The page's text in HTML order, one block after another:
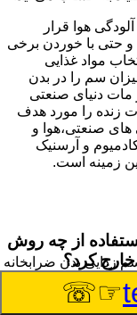
هوا قرار
و حتی با خوردن برخی
مواد غذایی
سم را در بدن
مات دنیای صنعتی
زنده را مورد هدف
صنعتی،هوا و
و آرسنیک
زمینه است.
از چه روش
کرد؟
تقسیم می
زدایی بدن ضرابخانه
☞☏